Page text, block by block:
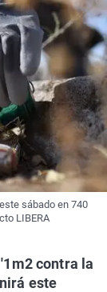
sábado en 740
LIBERA
contra la
este